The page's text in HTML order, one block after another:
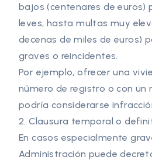
bajos (centenares de euros)
leves, hasta multas muy
decenas de miles de euros)
graves o reincidentes.
Por ejemplo, ofrecer una
número de registro o con un
podría considerarse
2. Clausura temporal o
En casos especialmente
Administración puede